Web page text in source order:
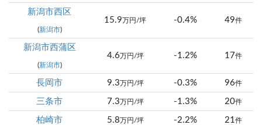
新潟市西区
(新潟市)
15.9万円/坪 -0.4% 49件
新潟市西蒲区
(新潟市)
4.6万円/坪 -1.2% 17件
長岡市 9.3万円/坪 -0.3% 96件
三条市 7.3万円/坪 -1.3% 20件
柏崎市 5.8万円/坪 -2.2% 21 件